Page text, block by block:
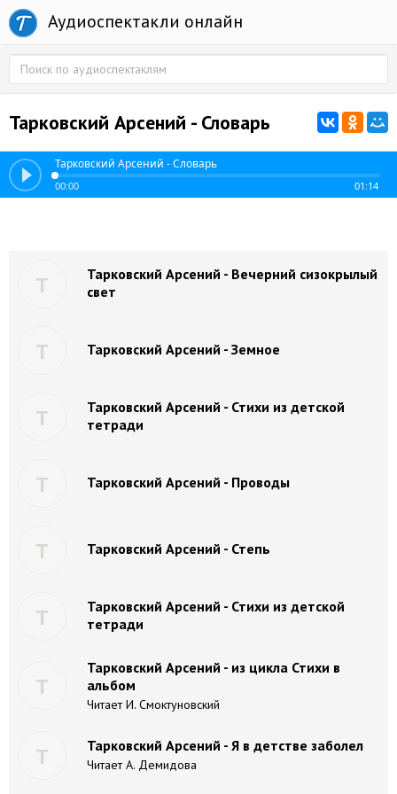
Аудиоспектакли онлайн
Тарковский Арсений - Словарь
Тарковский Арсений - Словарь
00:00 01:14
Т
Тарковский Арсений - Вечерний сизокрылый
свет
Т Тарковский Арсений - Земное
Т
Тарковский Арсений - Стихи из детской
тетради
Т Тарковский Арсений - Проводы
Т Тарковский Арсений - Степь
Т
Тарковский Арсений - Стихи из детской
тетради
Т
Тарковский Арсений - из цикла Стихи в
альбом
Читает И. Смоктуновский
Т Тарковский Арсений - Я в детстве заболел
Читает А. Демидова